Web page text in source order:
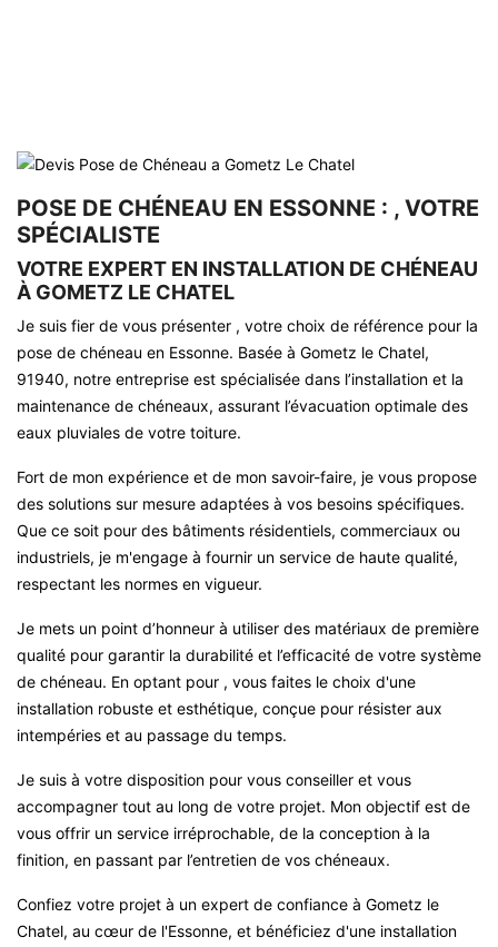
POSE DE CHÉNEAU EN ESSONNE : , VOTRE
SPÉCIALISTE
VOTRE EXPERT EN INSTALLATION DE CHÉNEAU
À GOMETZ LE CHATEL
Je suis fier de vous présenter , votre choix de référence pour la
pose de chéneau en Essonne. Basée à Gometz le Chatel,
91940, notre entreprise est spécialisée dans l’installation et la
maintenance de chéneaux, assurant l’évacuation optimale des
eaux pluviales de votre toiture.
Fort de mon expérience et de mon savoir-faire, je vous propose
des solutions sur mesure adaptées à vos besoins spécifiques.
Que ce soit pour des bâtiments résidentiels, commerciaux ou
industriels, je m'engage à fournir un service de haute qualité,
respectant les normes en vigueur.
Je mets un point d’honneur à utiliser des matériaux de première
qualité pour garantir la durabilité et l’efficacité de votre système
de chéneau. En optant pour , vous faites le choix d'une
installation robuste et esthétique, conçue pour résister aux
intempéries et au passage du temps.
Je suis à votre disposition pour vous conseiller et vous
accompagner tout au long de votre projet. Mon objectif est de
vous offrir un service irréprochable, de la conception à la
finition, en passant par l’entretien de vos chéneaux.
Confiez votre projet à un expert de confiance à Gometz le
Chatel, au cœur de l'Essonne, et bénéficiez d'une installation